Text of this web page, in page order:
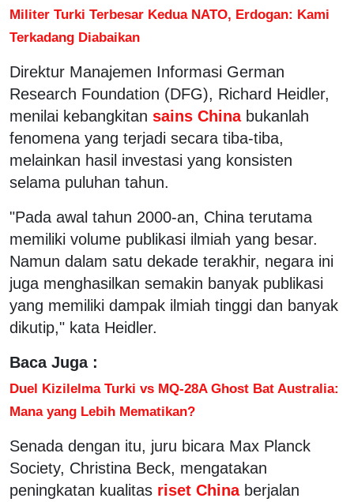
Militer Turki Terbesar Kedua NATO, Erdogan: Kami
Terkadang Diabaikan
Direktur Manajemen Informasi German
Research Foundation (DFG), Richard Heidler,
menilai kebangkitan sains China bukanlah
fenomena yang terjadi secara tiba-tiba,
melainkan hasil investasi yang konsisten
selama puluhan tahun.
"Pada awal tahun 2000-an, China terutama
memiliki volume publikasi ilmiah yang besar.
Namun dalam satu dekade terakhir, negara ini
juga menghasilkan semakin banyak publikasi
yang memiliki dampak ilmiah tinggi dan banyak
dikutip," kata Heidler.
Baca Juga :
Duel Kizilelma Turki vs MQ-28A Ghost Bat Australia:
Mana yang Lebih Mematikan?
Senada dengan itu, juru bicara Max Planck
Society, Christina Beck, mengatakan
peningkatan kualitas riset China berjalan